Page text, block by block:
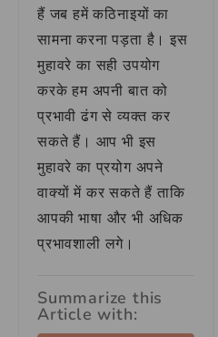
हैं जब हमें कठिनाइयों का
सामना करना पड़ता है। इस
मुहावरे का सही उपयोग
करके हम अपनी बात को
प्रभावी ढंग से व्यक्त कर
सकते हैं। आप भी इस
मुहावरे का प्रयोग अपने
वाक्यों में कर सकते हैं ताकि
आपकी भाषा और भी अधिक
प्रभावशाली लगे।
Summarize this
Article with: